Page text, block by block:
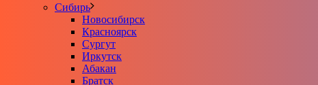
Сибирь
Новосибирск
Красноярск
Сургут
Иркутск
Абакан
Братск